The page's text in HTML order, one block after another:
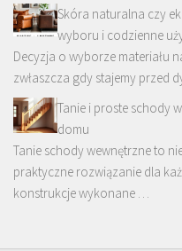
Skóra naturalna czy
wyboru i codzienne
Decyzja o wyborze materiału
zwłaszcza gdy stajemy przed
Tanie i proste schody
domu
Tanie schody wewnętrzne to
praktyczne rozwiązanie dla
konstrukcje wykonane …